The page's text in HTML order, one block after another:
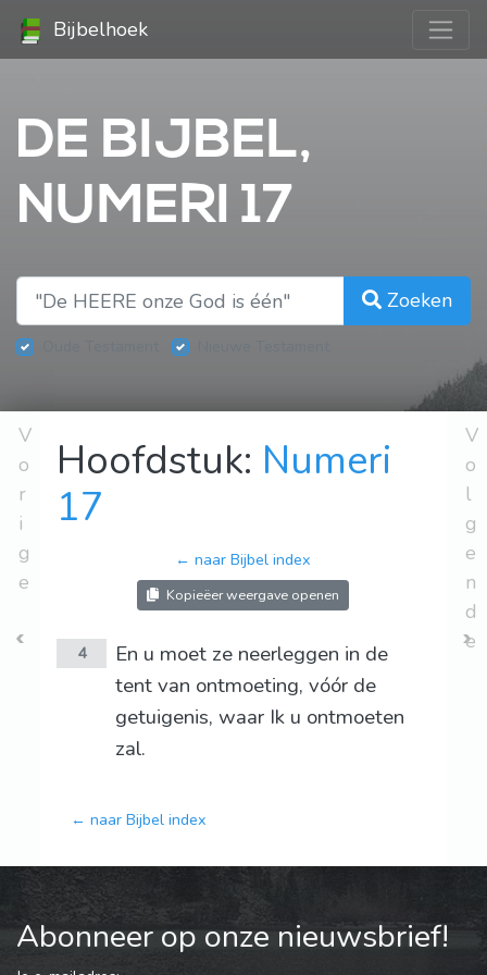
Bijbelhoek
DE BIJBEL,
NUMERI 17
Zoeken
V
o
r
i
g
e
Hoofdstuk: Numeri
17
← naar Bijbel index
Kopieëer weergave openen
4
En u moet ze neerleggen in de
tent van ontmoeting, vóór de
getuigenis, waar Ik u ontmoeten
zal.
← naar Bijbel index
V
o
l
g
e
n
d
e
Abonneer op onze nieuwsbrief!